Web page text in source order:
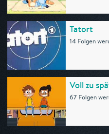
Tatort
14 Folgen
Voll zu
67 Folgen